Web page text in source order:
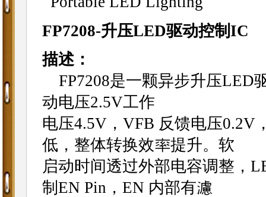
FP7208-升压LED驱动控制IC
描述：
FP7208是一颗异步升压LED
动电压2.5V工作
电压4.5V，VFB 反馈电压0.2V
低，整体转换效率提升。软
启动时间透过外部电容调整，
制EN Pin，EN 内部有濾